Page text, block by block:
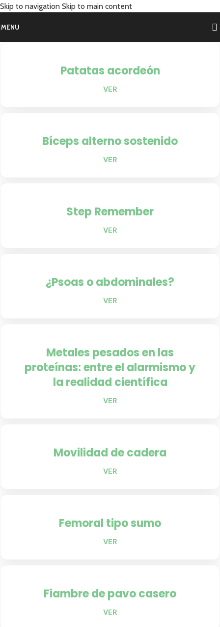
Skip to navigation Skip to main content
MENU
Patatas acordeón
VER
Bíceps alterno sostenido
VER
Step Remember
VER
¿Psoas o abdominales?
VER
Metales pesados en las
proteínas: entre el alarmismo y
la realidad científica
VER
Movilidad de cadera
VER
Femoral tipo sumo
VER
Fiambre de pavo casero
VER